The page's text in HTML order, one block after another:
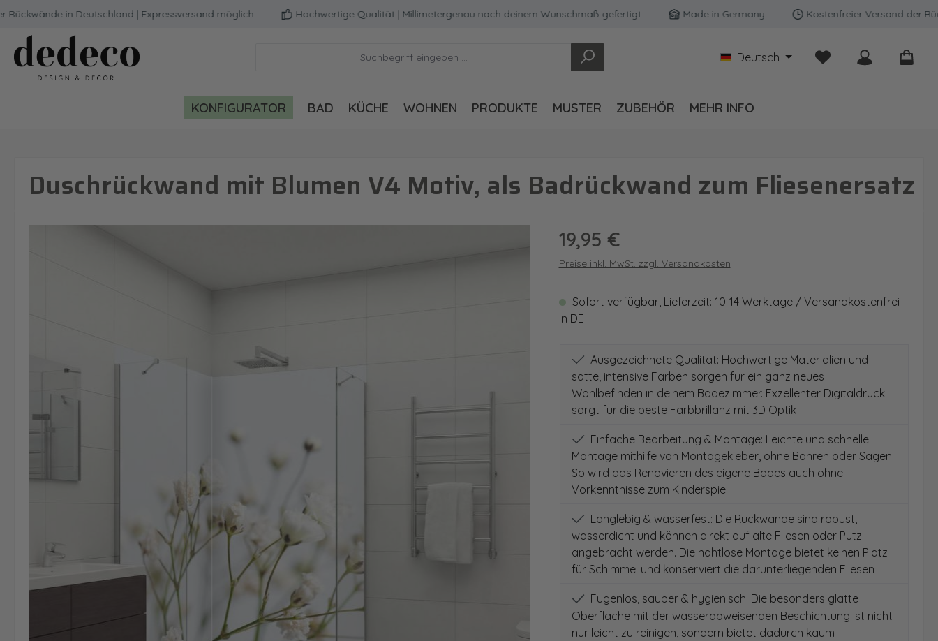
Hauptinhalt springen
Zur Suche springen
Zur Hauptnavigation springen
in Deutschland | Expressversand möglich Hochwertige Qualität | Millimetergenau nach deinem Wunschmaß gefertigt Made in Germany Kostenfreier Versand der
Deutsch Du hast 0 Produkte
KONFIGURATOR BAD KÜCHE WOHNEN PRODUKTE MUSTER ZUBEHÖR MEHR INFO
Duschrückwand mit Blumen V4 Motiv, als Badrückwand zum Fliesenersatz
Regulärer Preis:
19,95 €
Preise inkl. MwSt. zzgl. Versandkosten
Sofort verfügbar, Lieferzeit: 10-14 Werktage / Versandkostenfrei
in DE
Ausgezeichnete Qualität: Hochwertige Materialien und
satte, intensive Farben sorgen für ein ganz neues
Wohlbefinden in deinem Badezimmer. Exzellenter Digitaldruck
sorgt für die beste Farbbrillanz mit 3D Optik
Einfache Bearbeitung & Montage: Leichte und schnelle
Montage mithilfe von Montagekleber, ohne Bohren oder Sägen.
So wird das Renovieren des eigene Bades auch ohne
Vorkenntnisse zum Kinderspiel.
Langlebig & wasserfest: Die Rückwände sind robust,
wasserdicht und können direkt auf alte Fliesen oder Putz
angebracht werden. Die nahtlose Montage bietet keinen Platz
für Schimmel und konserviert die darunterliegenden Fliesen
Fugenlos, sauber & hygienisch: Die besonders glatte
Oberfläche mit der wasserabweisenden Beschichtung ist nicht
nur leicht zu reinigen, sondern bietet dadurch kaum